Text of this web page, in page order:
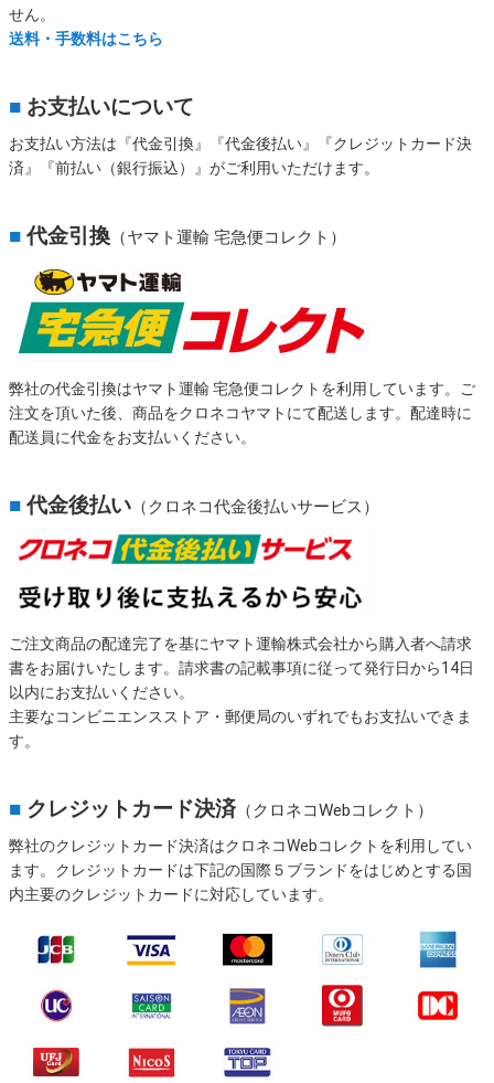
せん。
送料・手数料はこちら
■ お支払いについて
お支払い方法は『代金引換』『代金後払い』『クレジットカード決
済』『前払い（銀行振込）』がご利用いただけます。
■代金引換 （ヤマト運輸 宅急便コレクト）
弊社の代金引換はヤマト運輸 宅急便コレクトを利用しています。ご
注文を頂いた後、商品をクロネコヤマトにて配送します。配達時に
配送員に代金をお支払いください。
■代金後払い （クロネコ代金後払いサービス）
ご注文商品の配達完了を基にヤマト運輸株式会社から購入者へ請求
書をお届けいたします。請求書の記載事項に従って発行日から14日
以内にお支払いください。
主要なコンビニエンスストア・郵便局のいずれでもお支払いできま
す。
■ クレジットカード決済 （クロネコWebコレクト）
弊社のクレジットカード決済はクロネコWebコレクトを利用してい
ます。クレジットカードは下記の国際５ブランドをはじめとする国
内主要のクレジットカードに対応しています。